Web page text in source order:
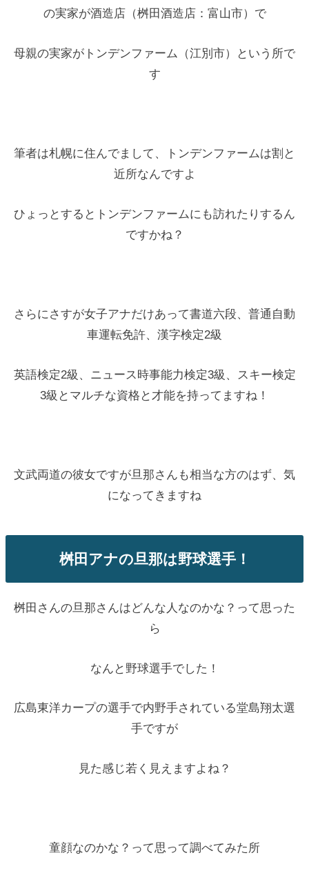
の実家が酒造店（桝田酒造店：富山市）で
母親の実家がトンデンファーム（江別市）という所で
す
筆者は札幌に住んでまして、トンデンファームは割と
近所なんですよ
ひょっとするとトンデンファームにも訪れたりするん
ですかね？
さらにさすが女子アナだけあって書道六段、普通自動
車運転免許、漢字検定2級
英語検定2級、ニュース時事能力検定3級、スキー検定
3級とマルチな資格と才能を持ってますね！
文武両道の彼女ですが旦那さんも相当な方のはず、気
になってきますね
桝田アナの旦那は野球選手！
桝田さんの旦那さんはどんな人なのかな？って思った
ら
なんと野球選手でした！
広島東洋カープの選手で内野手されている堂島翔太選
手ですが
見た感じ若く見えますよね？
童顔なのかな？って思って調べてみた所